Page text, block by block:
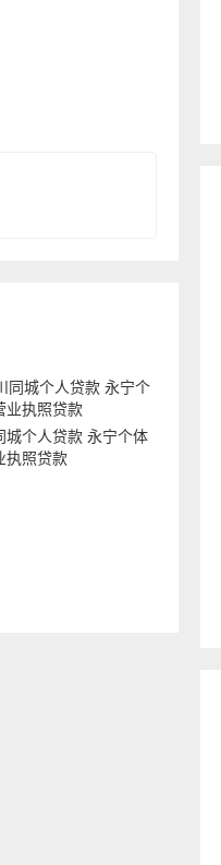
城个人贷款 永宁个体
执照贷款